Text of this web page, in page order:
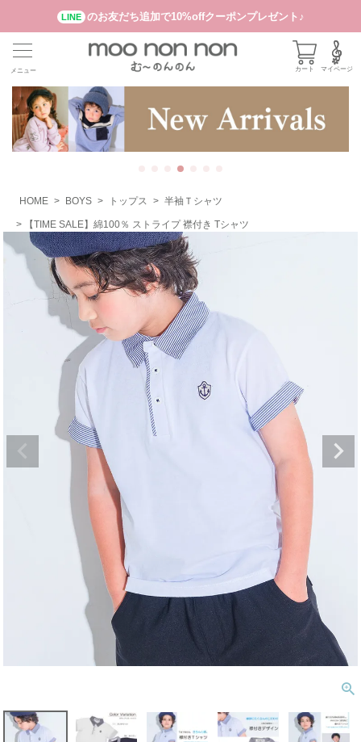
LINE のお友だち追加で10%offクーポンプレゼント♪
カート マイページ
メニュー
HOME BOYS トップス 半袖Ｔシャツ
【TIME SALE】綿100％ ストライプ 襟付き Tシャツ